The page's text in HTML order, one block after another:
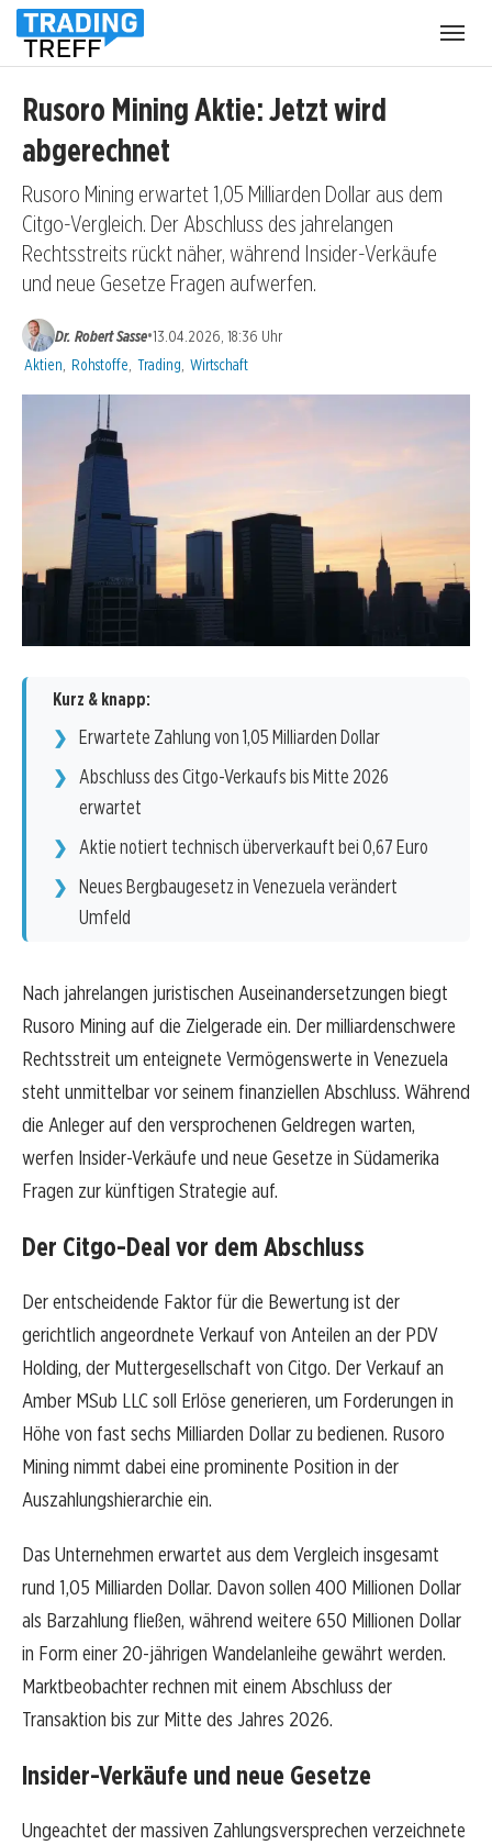
Rusoro Mining Aktie: Jetzt wird
abgerechnet
Rusoro Mining erwartet 1,05 Milliarden Dollar aus dem
Citgo-Vergleich. Der Abschluss des jahrelangen
Rechtsstreits rückt näher, während Insider-Verkäufe
und neue Gesetze Fragen aufwerfen.
Dr. Robert Sasse•13.04.2026, 18:36 Uhr
Kategorien:
Aktien Rohstoffe Trading Wirtschaft
Kurz & knapp:
Erwartete Zahlung von 1,05 Milliarden Dollar
Abschluss des Citgo-Verkaufs bis Mitte 2026
erwartet
Aktie notiert technisch überverkauft bei 0,67 Euro
Neues Bergbaugesetz in Venezuela verändert
Umfeld
Nach jahrelangen juristischen Auseinandersetzungen biegt
Rusoro Mining auf die Zielgerade ein. Der milliardenschwere
Rechtsstreit um enteignete Vermögenswerte in Venezuela
steht unmittelbar vor seinem finanziellen Abschluss. Während
die Anleger auf den versprochenen Geldregen warten,
werfen Insider-Verkäufe und neue Gesetze in Südamerika
Fragen zur künftigen Strategie auf.
Der Citgo-Deal vor dem Abschluss
Der entscheidende Faktor für die Bewertung ist der
gerichtlich angeordnete Verkauf von Anteilen an der PDV
Holding, der Muttergesellschaft von Citgo. Der Verkauf an
Amber MSub LLC soll Erlöse generieren, um Forderungen in
Höhe von fast sechs Milliarden Dollar zu bedienen. Rusoro
Mining nimmt dabei eine prominente Position in der
Auszahlungshierarchie ein.
Das Unternehmen erwartet aus dem Vergleich insgesamt
rund 1,05 Milliarden Dollar. Davon sollen 400 Millionen Dollar
als Barzahlung fließen, während weitere 650 Millionen Dollar
in Form einer 20-jährigen Wandelanleihe gewährt werden.
Marktbeobachter rechnen mit einem Abschluss der
Transaktion bis zur Mitte des Jahres 2026.
Insider-Verkäufe und neue Gesetze
Ungeachtet der massiven Zahlungsversprechen verzeichnete